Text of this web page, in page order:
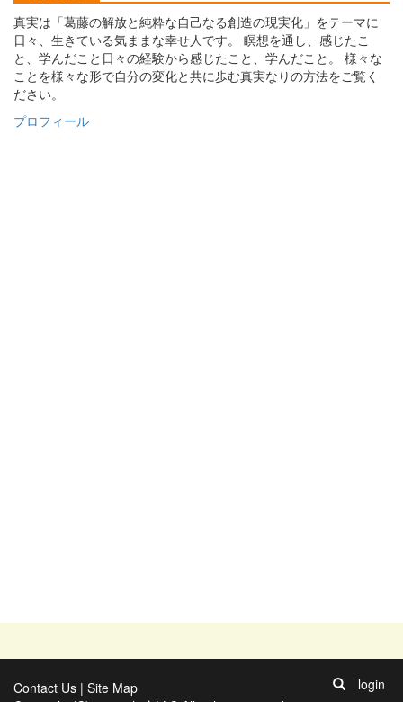
真実は「葛藤の解放と純粋な自己なる創造の現実化」をテーマに
日々、生きている気ままな幸せ人です。 瞑想を通し、感じたこ
と、学んだこと日々の経験から感じたこと、学んだこと。 様々な
ことを様々な形で自分の変化と共に歩む真実なりの方法をご覧く
ださい。
プロフィール
Contact Us | Site Map
login